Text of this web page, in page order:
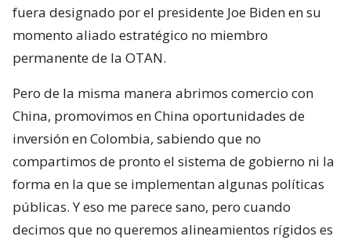
fuera designado por el presidente Joe Biden en su
momento aliado estratégico no miembro
permanente de la OTAN.
Pero de la misma manera abrimos comercio con
China, promovimos en China oportunidades de
inversión en Colombia, sabiendo que no
compartimos de pronto el sistema de gobierno ni la
forma en la que se implementan algunas políticas
públicas. Y eso me parece sano, pero cuando
decimos que no queremos alineamientos rígidos es